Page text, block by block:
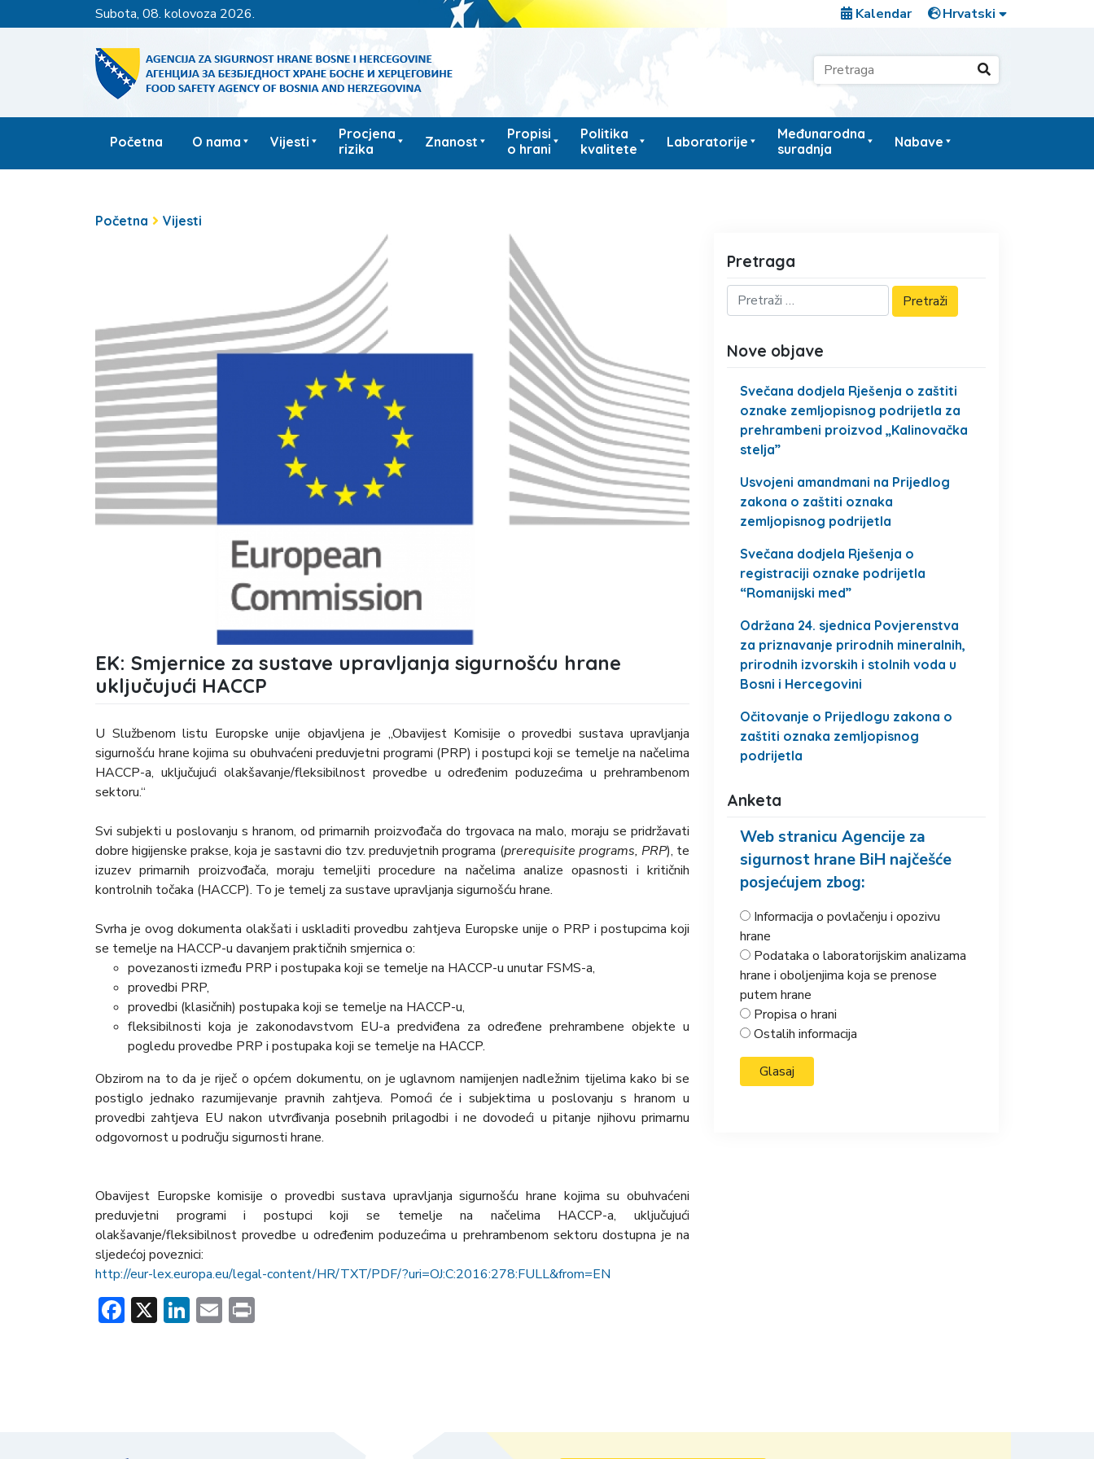
subota, 08. kolovoza 2026. Kalendar
Početna O nama Vijesti
Procjena
rizika
Znanost
Propisi
o hrani
Politika
kvalitete
Laboratorije
Međunarodna
suradnja
Nabave
Početna Vijesti
EK: Smjernice za sustave upravljanja sigurnošću hrane
uključujući HACCP
U Službenom listu Europske unije objavljena je „Obavijest Komisije o provedbi sustava upravljanja
sigurnošću hrane kojima su obuhvaćeni preduvjetni programi (PRP) i postupci koji se temelje na načelima
HACCP-a, uključujući olakšavanje/fleksibilnost provedbe u određenim poduzećima u prehrambenom
sektoru.“
Svi subjekti u poslovanju s hranom, od primarnih proizvođača do trgovaca na malo, moraju se pridržavati
dobre higijenske prakse, koja je sastavni dio tzv. preduvjetnih programa (prerequisite programs, PRP), te
izuzev primarnih proizvođača, moraju temeljiti procedure na načelima analize opasnosti i kritičnih
kontrolnih točaka (HACCP). To je temelj za sustave upravljanja sigurnošću hrane.
Svrha je ovog dokumenta olakšati i uskladiti provedbu zahtjeva Europske unije o PRP i postupcima koji
se temelje na HACCP-u davanjem praktičnih smjernica o:
povezanosti između PRP i postupaka koji se temelje na HACCP-u unutar FSMS-a,
provedbi PRP,
provedbi (klasičnih) postupaka koji se temelje na HACCP-u,
fleksibilnosti koja je zakonodavstvom EU-a predviđena za određene prehrambene objekte u
pogledu provedbe PRP i postupaka koji se temelje na HACCP.
Obzirom na to da je riječ o općem dokumentu, on je uglavnom namijenjen nadležnim tijelima kako bi se
postiglo jednako razumijevanje pravnih zahtjeva. Pomoći će i subjektima u poslovanju s hranom u
provedbi zahtjeva EU nakon utvrđivanja posebnih prilagodbi i ne dovodeći u pitanje njihovu primarnu
odgovornost u području sigurnosti hrane.
Obavijest Europske komisije o provedbi sustava upravljanja sigurnošću hrane kojima su obuhvaćeni
preduvjetni programi i postupci koji se temelje na načelima HACCP-a, uključujući
olakšavanje/fleksibilnost provedbe u određenim poduzećima u prehrambenom sektoru dostupna je na
sljedećoj poveznici:
http://eur-lex.europa.eu/legal-content/HR/TXT/PDF/?uri=OJ:C:2016:278:FULL&from=EN
Facebook
X LinkedIn
Email
Pretraga
Nove objave
Svečana dodjela Rješenja o zaštiti
oznake zemljopisnog podrijetla za
prehrambeni proizvod „Kalinovačka
stelja”
Usvojeni amandmani na Prijedlog
zakona o zaštiti oznaka
zemljopisnog podrijetla
Svečana dodjela Rješenja o
registraciji oznake podrijetla
“Romanijski med”
Održana 24. sjednica Povjerenstva
za priznavanje prirodnih mineralnih,
prirodnih izvorskih i stolnih voda u
Bosni i Hercegovini
Očitovanje o Prijedlogu zakona o
zaštiti oznaka zemljopisnog
podrijetla
Anketa
Web stranicu Agencije za
sigurnost hrane BiH najčešće
posjećujem zbog:
Informacija o povlačenju i opozivu
hrane
Podataka o laboratorijskim analizama
hrane i oboljenjima koja se prenose
putem hrane
Propisa o hrani
Ostalih informacija